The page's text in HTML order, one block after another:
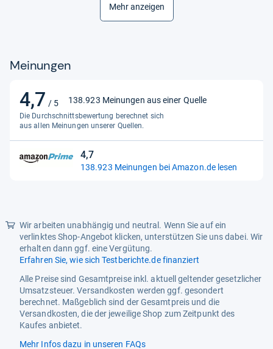
130
Herkunftsland
Hersteller Glocusent
Ist Ja
Lampensockel
Leuchtrichtung LED
Lieferumfang 1
Material Acrylnitril-Butadien-Styrol
Montageart Tragbar
Mehr anzeigen
Meinungen
4,7 / 5
4,7
von
5
Sternen
138.923 Meinungen aus einer Quelle
Die Durchschnittsbewertung berechnet sich
aus allen Meinungen unserer Quellen.
4,7
4,7
von
138.923 Meinungen bei Amazon.de lesen
Wir arbeiten unabhängig und neutral. Wenn Sie auf ein
verlinktes Shop-Angebot klicken, unterstützen Sie uns dabei. Wir
erhalten dann ggf. eine Vergütung.
Erfahren Sie, wie sich Testberichte.de finanziert
Alle Preise sind Gesamtpreise inkl. aktuell geltender gesetzlicher
Umsatzsteuer. Versandkosten werden ggf. gesondert
berechnet. Maßgeblich sind der Gesamtpreis und die
Versandkosten, die der jeweilige Shop zum Zeitpunkt des
Kaufes anbietet.
Mehr Infos dazu in unseren FAQs